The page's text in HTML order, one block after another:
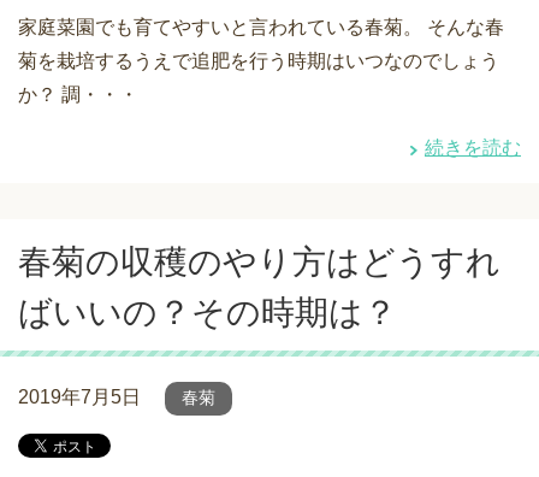
家庭菜園でも育てやすいと言われている春菊。 そんな春
菊を栽培するうえで追肥を行う時期はいつなのでしょう
か？ 調・・・
続きを読む
春菊の収穫のやり方はどうすれ
ばいいの？その時期は？
2019年7月5日 春菊